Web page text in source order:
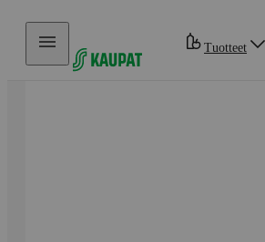
Hyppää sisältöön
Tuotteet